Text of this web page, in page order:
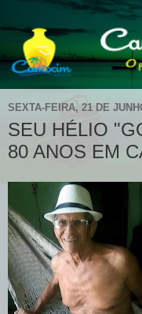
SEXTA-FEIRA, 21 DE
SEU HÉLIO
80 ANOS EM